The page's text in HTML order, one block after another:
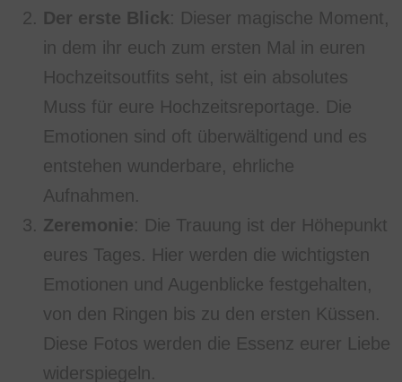
Der erste Blick: Dieser magische Moment,
in dem ihr euch zum ersten Mal in euren
Hochzeitsoutfits seht, ist ein absolutes
Muss für eure Hochzeitsreportage. Die
Emotionen sind oft überwältigend und es
entstehen wunderbare, ehrliche
Aufnahmen.
Zeremonie: Die Trauung ist der Höhepunkt
eures Tages. Hier werden die wichtigsten
Emotionen und Augenblicke festgehalten,
von den Ringen bis zu den ersten Küssen.
Diese Fotos werden die Essenz eurer Liebe
widerspiegeln.